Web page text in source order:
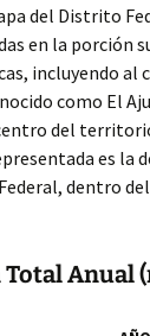
del Distrito
en la porción
incluyendo al
como El
del
es la
dentro del
Anual